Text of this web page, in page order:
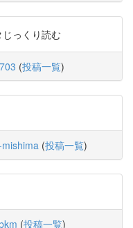
っくり読む
(投稿一覧)
(投稿一覧)
(投稿一覧)